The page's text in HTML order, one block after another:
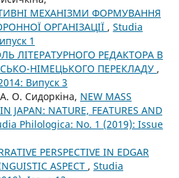
МЕХАНІЗМИ ФОРМУВАННЯ
ОРГАНІЗАЦІЇ , Studia
1
ЛІТЕРАТУРНОГО РЕДАКТОРА В
НІМЕЦЬКОГО ПЕРЕКЛАДУ ,
Випуск 3
О. Сидоркіна, NEW MASS
JAPAN: NATURE, FEATURES AND
Philologica: No. 1 (2019): Issue
PERSPECTIVE IN EDGAR
ASPECT , Studia